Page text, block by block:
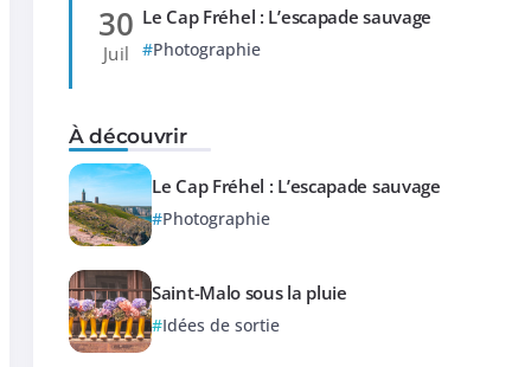
30
Juil
Le Cap Fréhel : L’escapade sauvage
Photographie
À découvrir
Le Cap Fréhel : L’escapade sauvage
Photographie
Saint-Malo sous la pluie
Idées de sortie